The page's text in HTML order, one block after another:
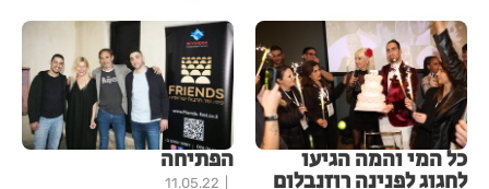
כל המי והמה הגיעו
לחגוג לפנינה רוזנבלום
הפתיחה
11.05.22